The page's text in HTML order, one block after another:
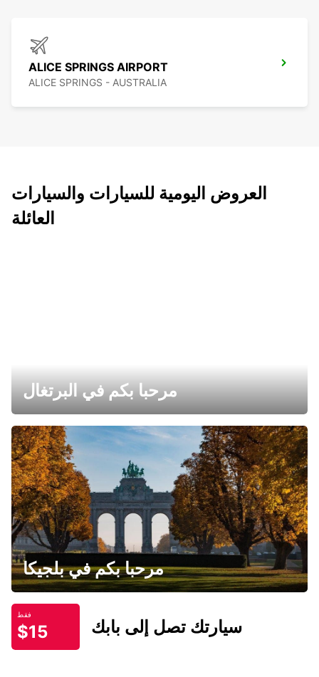
ALICE SPRINGS AIRPORT
ALICE SPRINGS - AUSTRALIA
العروض اليومية للسيارات والسيارات
العائلة
مرحبا بكم في البرتغال
مرحبا بكم في بلجيكا
فقط
$15 سيارتك تصل إلى بابك